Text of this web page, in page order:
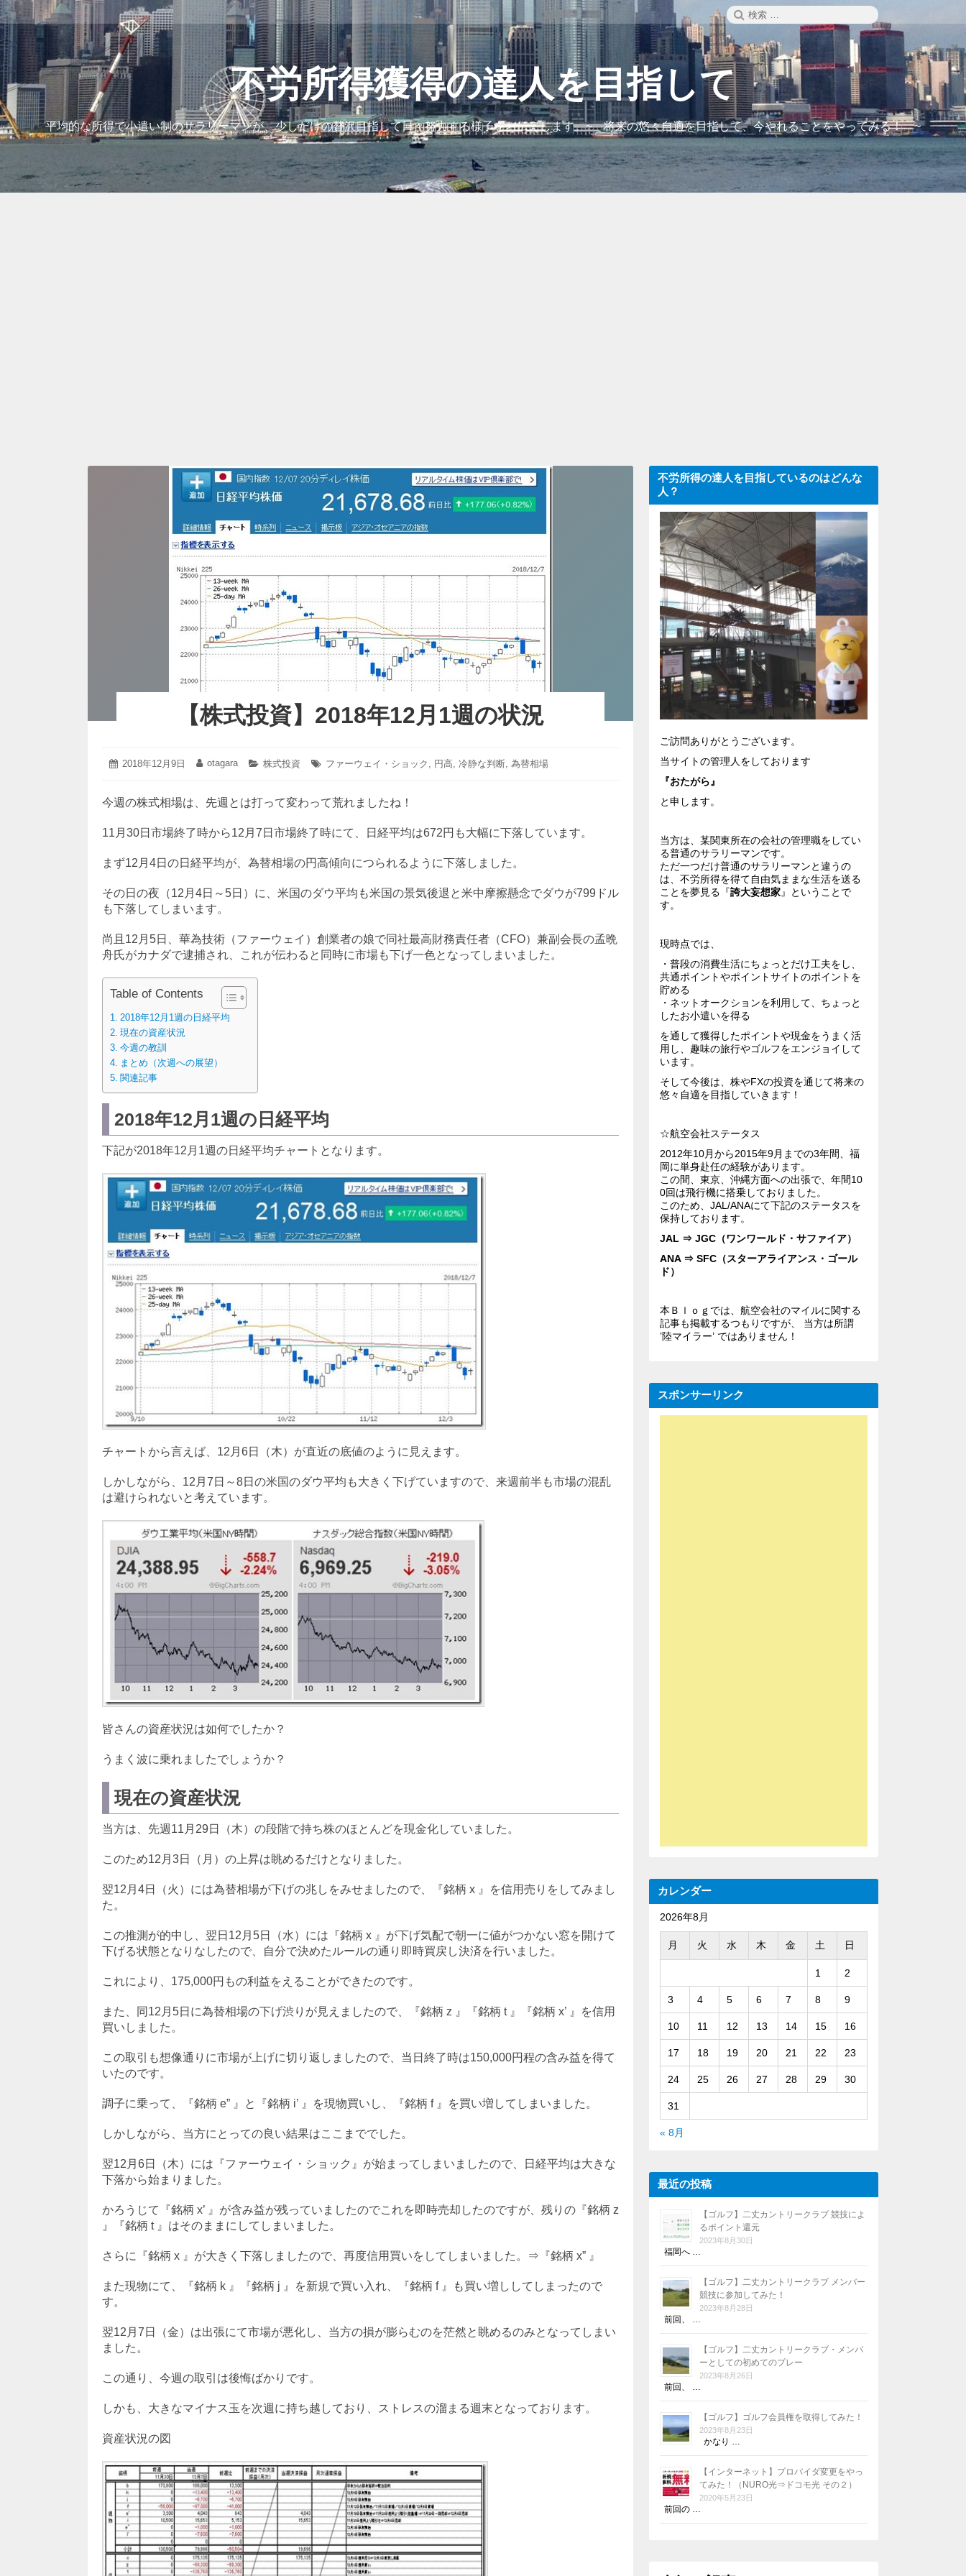
コ
ン
テ
ン
ツ
へ
ス
キ
ッ
プ
検
索:
索
不労所得獲得の達人を目指して
平均的な所得で小遣い制のサラリーマンが、少しだけの贅沢目指して日々努力する様子をお伝えします。~ 将来の悠々自適を目指して、今やれることをやってみる！ ~
【株式投資】2018年12月1週の状況
投
2018年12月9日
2018
月
9
投
otagara
カ
リ
株式投資
タ
ファーウェイ・ショック , 円高, 冷静な判断, 為替相場
今週の株式相場は、先週とは打って変わって荒れましたね！
11月30日市場終了時から12月7日市場終了時にて、日経平均は672円も大幅に下落しています。
まず12月4日の日経平均が、為替相場の円高傾向につられるように下落しました。
その日の夜（12月4日～5日）に、米国のダウ平均も米国の景気後退と米中摩擦懸念でダウが799ドル
も下落してしまいます。
尚且12月5日、華為技術（ファーウェイ）創業者の娘で同社最高財務責任者（CFO）兼副会長の孟晩
舟氏がカナダで逮捕され、これが伝わると同時に市場も下げ一色となってしまいました。
Table of Contents
2018年12月1週の日経平均
現在の資産状況
今週の教訓
まとめ（次週への展望）
関連記事
2018年12月1週の日経平均
下記が2018年12月1週の日経平均チャートとなります。
チャートから言えば、12月6日（木）が直近の底値のように見えます。
しかしながら、12月7日～8日の米国のダウ平均も大きく下げていますので、来週前半も市場の混乱
は避けられないと考えています。
皆さんの資産状況は如何でしたか？
うまく波に乗れましたでしょうか？
現在の資産状況
当方は、先週11月29日（木）の段階で持ち株のほとんどを現金化していました。
このため12月3日（月）の上昇は眺めるだけとなりました。
翌12月4日（火）には為替相場が下げの兆しをみせましたので、『銘柄 x 』を信用売りをしてみまし
た。
この推測が的中し、翌日12月5日（水）には『銘柄 x 』が下げ気配で朝一に値がつかない窓を開けて
下げる状態となりなしたので、自分で決めたルールの通り即時買戻し決済を行いました。
これにより、175,000円もの利益をえることができたのです。
また、同12月5日に為替相場の下げ渋りが見えましたので、『銘柄 z 』『銘柄 t 』『銘柄 x’ 』を信用
買いしました。
この取引も想像通りに市場が上げに切り返しましたので、当日終了時は150,000円程の含み益を得て
いたのです。
調子に乗って、『銘柄 e” 』と『銘柄 i’ 』を現物買いし、『銘柄 f 』を買い増してしまいました。
しかしながら、当方にとっての良い結果はここまででした。
翌12月6日（木）には『ファーウェイ・ショック』が始まってしまいましたので、日経平均は大きな
下落から始まりました。
かろうじて『銘柄 x’ 』が含み益が残っていましたのでこれを即時売却したのですが、残りの『銘柄 z
』『銘柄 t 』はそのままにしてしまいました。
さらに『銘柄 x 』が大きく下落しましたので、再度信用買いをしてしまいました。⇒『銘柄 x” 』
また現物にて、『銘柄 k 』『銘柄 j 』を新規で買い入れ、『銘柄 f 』も買い増ししてしまったので
す。
翌12月7日（金）は出張にて市場が悪化し、当方の損が膨らむのを茫然と眺めるのみとなってしまい
ました。
この通り、今週の取引は後悔ばかりです。
しかも、大きなマイナス玉を次週に持ち越しており、ストレスの溜まる週末となっております。
資産状況の図
不労所得の達人を目指しているのはどんな
人？
ご訪問ありがとうございます。
当サイトの管理人をしております
『おたがら』
と申します。
当方は、某関東所在の会社の管理職をしてい
る普通のサラリーマンです。
ただ一つだけ普通のサラリーマンと違うの
は、不労所得を得て自由気ままな生活を送る
ことを夢見る『誇大妄想家』ということで
す。
現時点では、
・普段の消費生活にちょっとだけ工夫をし、
共通ポイントやポイントサイトのポイントを
貯める
・ネットオークションを利用して、ちょっと
したお小遣いを得る
を通して獲得したポイントや現金をうまく活
用し、趣味の旅行やゴルフをエンジョイして
います。
そして今後は、株やFXの投資を通じて将来の
悠々自適を目指していきます！
☆航空会社ステータス
2012年10月から2015年9月までの3年間、福
岡に単身赴任の経験があります。
この間、東京、沖縄方面への出張で、年間10
0回は飛行機に搭乗しておりました。
このため、JAL/ANAにて下記のステータスを
保持しております。
JAL ⇒ JGC（ワンワールド・サファイア）
ANA ⇒ SFC（スターアライアンス・ゴール
ド）
本Ｂｌｏｇでは、航空会社のマイルに関する
記事も掲載するつもりですが、 当方は所謂
’陸マイラー’ ではありません！
スポンサーリンク
カレンダー
2026年8月
月 火 水 木 金 土 日
1 2
3 4 5 6 7 8 9
10 11 12 13 14 15 16
17 18 19 20 21 22 23
24 25 26 27 28 29 30
31
« 8月
最近の投稿
【ゴルフ】二丈カントリークラブ 競技によ
るポイント還元
2023年8月30日
福岡へ …
【ゴルフ】二丈カントリークラブ メンバー
競技に参加してみた！
2023年8月28日
前回、 …
【ゴルフ】二丈カントリークラブ・メンバ
ーとしての初めてのプレー
2023年8月26日
前回、 …
【ゴルフ】ゴルフ会員権を取得してみた！
2023年8月23日
かなり …
【インターネット】プロバイダ変更をやっ
てみた！（NURO光⇒ドコモ光 その２）
2020年5月23日
前回の …